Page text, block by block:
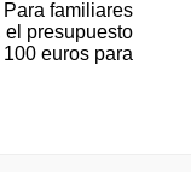
familiares
el presupuesto
euros para